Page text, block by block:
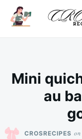
SkipSearch
for:
Mini
au
CROSRECIPES on